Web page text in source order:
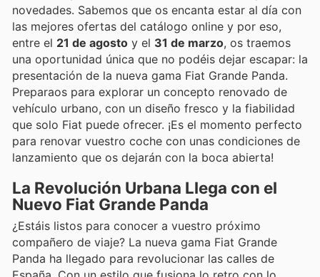
novedades. Sabemos que os encanta estar al día con
las mejores ofertas del catálogo online y por eso,
entre el 21 de agosto y el 31 de marzo, os traemos
una oportunidad única que no podéis dejar escapar: la
presentación de la nueva gama Fiat Grande Panda.
Preparaos para explorar un concepto renovado de
vehículo urbano, con un diseño fresco y la fiabilidad
que solo Fiat puede ofrecer. ¡Es el momento perfecto
para renovar vuestro coche con unas condiciones de
lanzamiento que os dejarán con la boca abierta!
La Revolución Urbana Llega con el
Nuevo Fiat Grande Panda
¿Estáis listos para conocer a vuestro próximo
compañero de viaje? La nueva gama Fiat Grande
Panda ha llegado para revolucionar las calles de